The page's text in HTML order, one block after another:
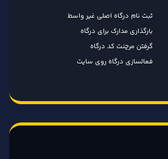
ثبت نام درگاه اصلی غیر واسط
بارگذاری مدارک برای درگاه
گرفتن مرچنت کد درگاه
فعالسازی درگاه روی سایت